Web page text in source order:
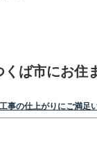
くば市にお住
事の仕上がりにご満足